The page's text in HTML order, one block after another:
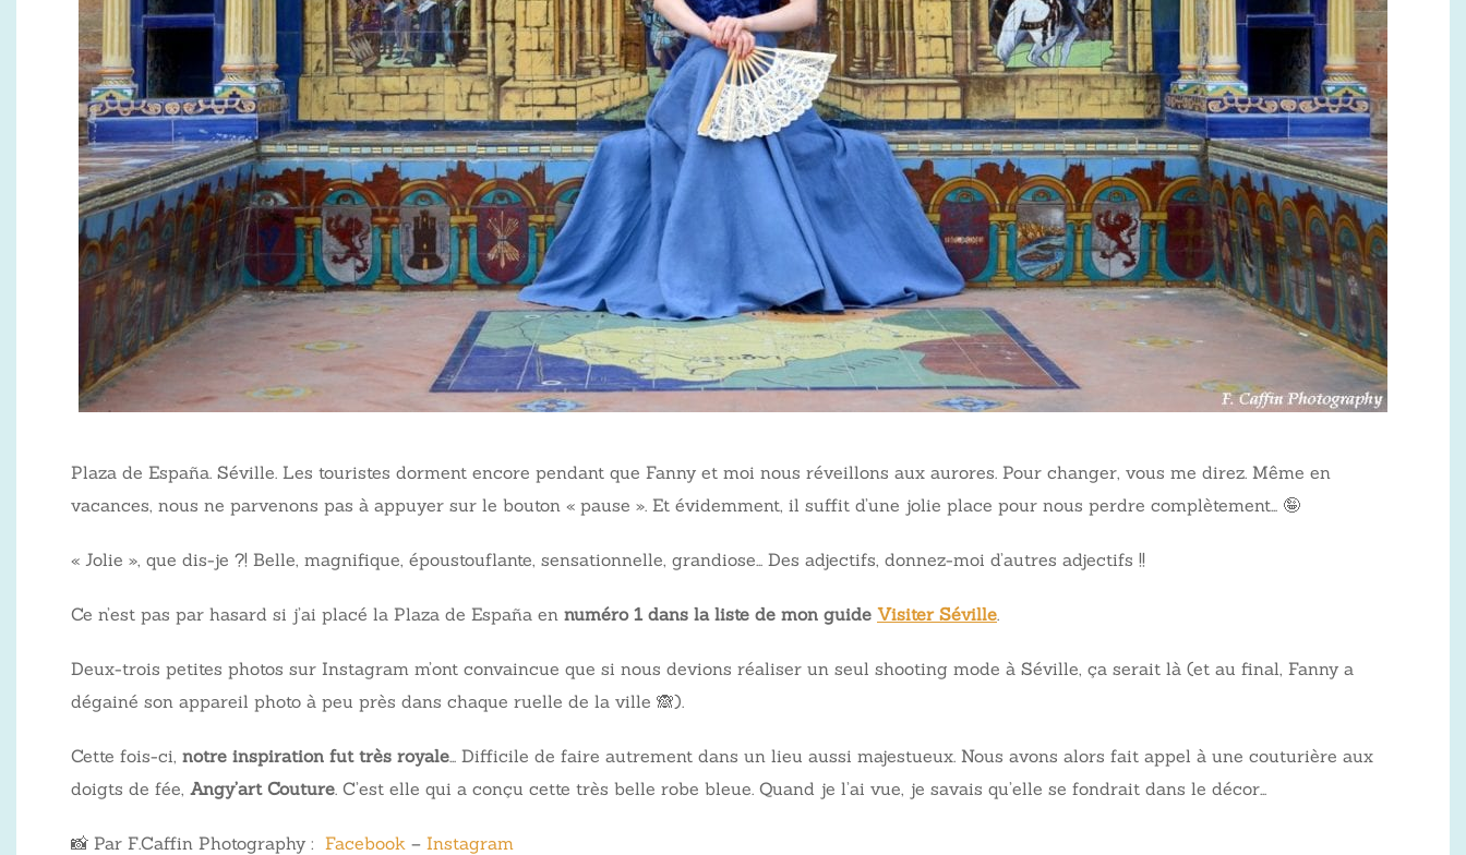
Plaza de España. Séville. Les touristes dorment encore pendant que Fanny et moi nous réveillons aux aurores. Pour changer, vous me direz. Même en
vacances, nous ne parvenons pas à appuyer sur le bouton « pause ». Et évidemment, il suffit d’une jolie place pour nous perdre complètement… 🤪
« Jolie », que dis-je ?! Belle, magnifique, époustouflante, sensationnelle, grandiose… Des adjectifs, donnez-moi d’autres adjectifs !!
Ce n’est pas par hasard si j’ai placé la Plaza de España en numéro 1 dans la liste de mon guide Visiter Séville.
Deux-trois petites photos sur Instagram m’ont convaincue que si nous devions réaliser un seul shooting mode à Séville, ça serait là (et au final, Fanny a
dégainé son appareil photo à peu près dans chaque ruelle de la ville 🙈).
Cette fois-ci, notre inspiration fut très royale… Difficile de faire autrement dans un lieu aussi majestueux. Nous avons alors fait appel à une couturière aux
doigts de fée, Angy’art Couture. C’est elle qui a conçu cette très belle robe bleue. Quand je l’ai vue, je savais qu’elle se fondrait dans le décor…
📸 Par F.Caffin Photography : Facebook – Instagram